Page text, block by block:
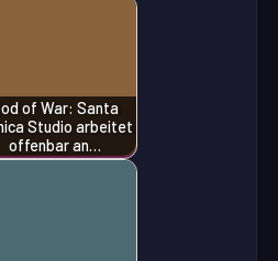
of War: Santa
Studio arbeitet
offenbar an…